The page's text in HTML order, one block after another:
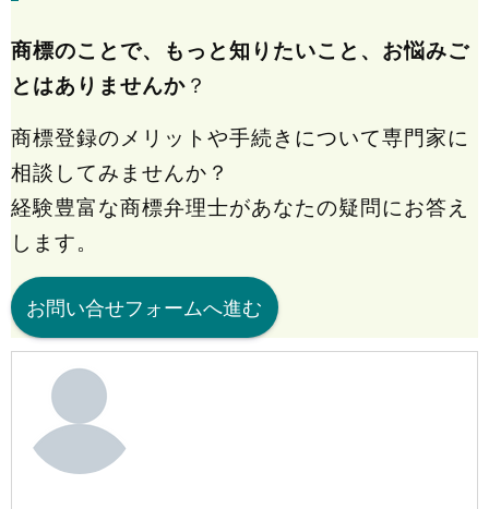
商標のことで、もっと知りたいこと、お悩みご
とはありませんか ？
商標登録のメリットや手続きについて専門家に
相談してみませんか？
経験豊富な商標弁理士があなたの疑問にお答え
します。
お問い合せフォームへ進む